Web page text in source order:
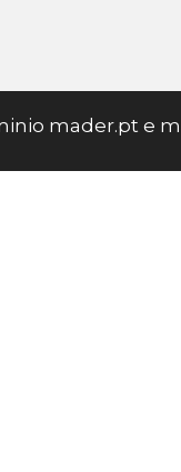
mader.pt e